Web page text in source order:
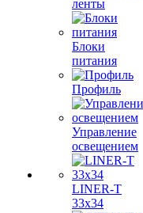
ленты
Блоки
питания
Профиль
Управление
освещением
LINER-T
33x34